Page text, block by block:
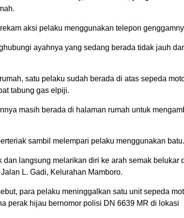
aksi pelaku menggunakan telepon
ayahnya yang sedang berada tidak jauh
satu pelaku sudah berada di atas sepeda
tabung gas elpiji.
masih berada di halaman rumah untuk
sambil melempari pelaku menggunakan batu.
dan langsung melarikan diri ke arah semak belukar
L. Gadi, Kelurahan Mamboro.
para pelaku meninggalkan satu unit sepeda
perak hijau bernomor polisi DN 6639 MR di lokasi